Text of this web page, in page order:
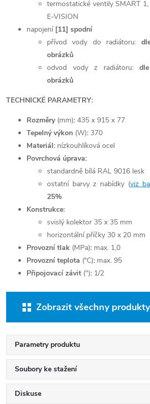
termostatické ventily SMART
E-VISION
napojení [11] spodní
přívod vody do radiátoru:
obrázků
odvod vody z radiátoru:
obrázků
TECHNICKÉ PARAMETRY:
Rozměry (mm): 435 x 915 x 77
Tepelný výkon (W): 370
Materiál: nízkouhlíková ocel
Povrchová úprava:
standardně bílá RAL 9016 lesk
ostatní barvy z nabídky (viz
25%
Konstrukce:
svislý kolektor 35 x 35 mm
horizontální příčky 30 x 20 mm
Provozní tlak (MPa): max. 1,0
Provozní teplota (°C): max. 95
Připojovací závit ("): 1/2
Zobrazit všechny
Parametry produktu
Soubory ke stažení
Diskuse